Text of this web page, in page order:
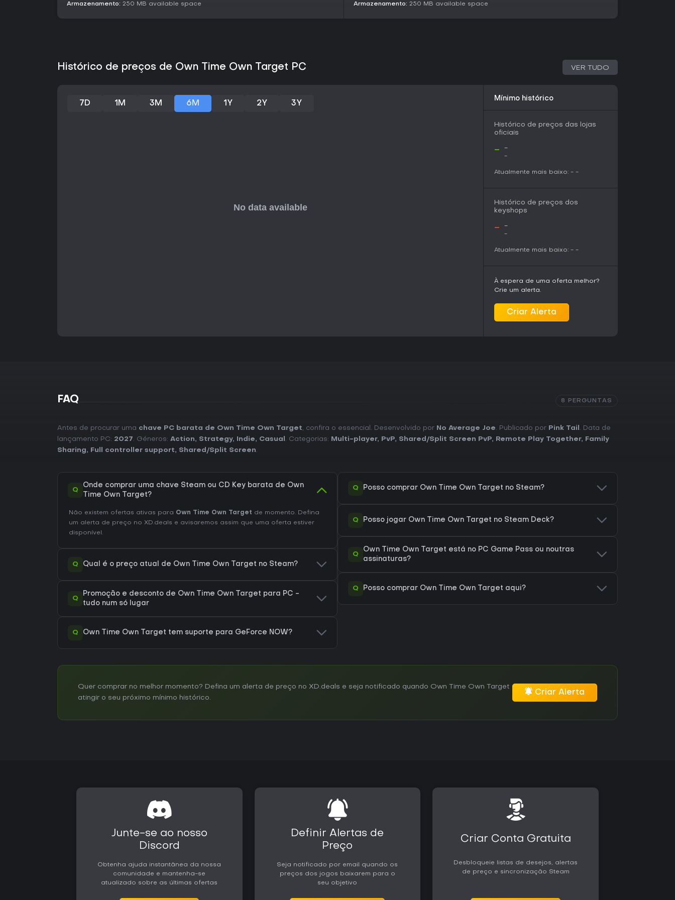
principalmente no online, onde rivalidades crescem ao longo de várias
No entanto, se você prefere singleplayer ou multiplayer em grande escala, pode
Armazenamento: 250 MB available space
Armazenamento: 250 MB available space
Histórico de preços de Own Time Own Target PC VER TUDO
7D 1M 3M 6M 1Y 2Y 3Y
Mínimo histórico
Histórico de preços das lojas
oficiais
- -
-
Atualmente mais baixo: - -
Histórico de preços dos
keyshops
- -
-
Atualmente mais baixo: - -
À espera de uma oferta melhor?
Crie um alerta.
Criar Alerta
FAQ 8 PERGUNTAS
Antes de procurar uma chave PC barata de Own Time Own Target, confira o essencial. Desenvolvido por No Average Joe. Publicado por Pink Tail . Data de
lançamento PC: 2027. Géneros: Action, Strategy, Indie, Casual . Categorias: Multi-player, PvP, Shared/Split Screen PvP, Remote Play Together,
Family
Sharing, Full controller support, Shared/Split Screen.
Q
Onde comprar uma chave Steam ou CD Key barata de Own
Time Own Target?
Não existem ofertas ativas para Own Time Own Target de momento. Defina
um alerta de preço no XD.deals e avisaremos assim que uma oferta estiver
disponível.
Q Qual é o preço atual de Own Time Own Target no Steam?
Q
Promoção e desconto de Own Time Own Target para PC -
tudo num só lugar
Q Own Time Own Target tem suporte para GeForce NOW?
Q Posso comprar Own Time Own Target no Steam?
Q Posso jogar Own Time Own Target no Steam Deck?
Q
Own Time Own Target está no PC Game Pass ou noutras
assinaturas?
Q Posso comprar Own Time Own Target aqui?
Quer comprar no melhor momento? Defina um alerta de preço no XD.deals e seja notificado quando Own Time Own Target
atingir o seu próximo mínimo histórico.
Criar Alerta
Junte-se ao nosso
Discord
Obtenha ajuda instantânea da nossa
comunidade e mantenha-se
atualizado sobre as últimas ofertas
Definir Alertas de
Preço
Seja notificado por email quando os
preços dos jogos baixarem para o
seu objetivo
Criar Conta Gratuita
Desbloqueie listas de desejos, alertas
de preço e sincronização Steam